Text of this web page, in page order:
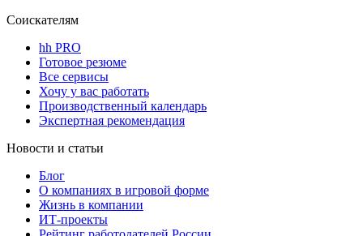
Соискателям
hh PRO
Готовое резюме
Все сервисы
Хочу у вас работать
Производственный календарь
Экспертная рекомендация
Новости и статьи
Блог
О компаниях в игровой форме
Жизнь в компании
ИТ-проекты